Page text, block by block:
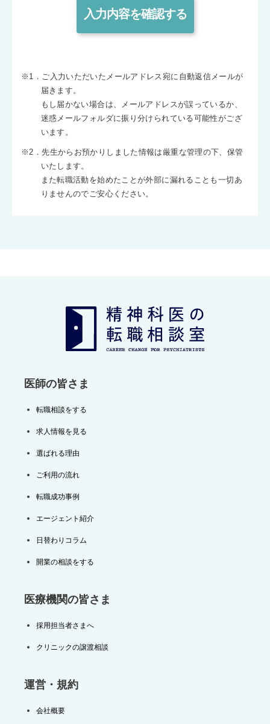
※1．ご入力いただいたメールアドレス宛に自動返信メールが
届きます。
もし届かない場合は、メールアドレスが誤っているか、
迷惑メールフォルダに振り分けられている可能性がござ
います。
※2．先生からお預かりしました情報は厳重な管理の下、保管
いたします。
また転職活動を始めたことが外部に漏れることも一切あ
りませんのでご安心ください。
医師の皆さま
転職相談をする
求人情報を見る
選ばれる理由
ご利用の流れ
転職成功事例
エージェント紹介
日替わりコラム
開業の相談をする
医療機関の皆さま
採用担当者さまへ
クリニックの譲渡相談
運営・規約
会社概要